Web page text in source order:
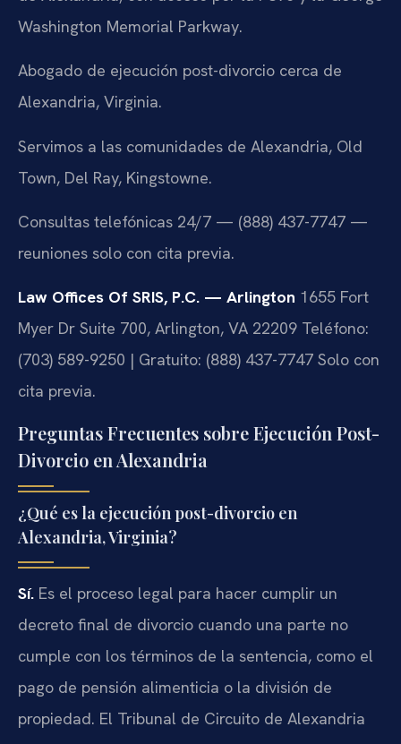
Washington Memorial Parkway.
Abogado de ejecución post-divorcio cerca de
Alexandria, Virginia.
Servimos a las comunidades de Alexandria, Old
Town, Del Ray, Kingstowne.
Consultas telefónicas 24/7 — (888) 437-7747 —
reuniones solo con cita previa.
Law Offices Of SRIS, P.C. — Arlington 1655 Fort
Myer Dr Suite 700, Arlington, VA 22209 Teléfono:
(703) 589-9250 | Gratuito: (888) 437-7747 Solo con
cita previa.
Preguntas Frecuentes sobre Ejecución Post-
Divorcio en Alexandria
¿Qué es la ejecución post-divorcio en
Alexandria, Virginia?
Sí. Es el proceso legal para hacer cumplir un
decreto final de divorcio cuando una parte no
cumple con los términos de la sentencia, como el
pago de pensión alimenticia o la división de
propiedad. El Tribunal de Circuito de Alexandria